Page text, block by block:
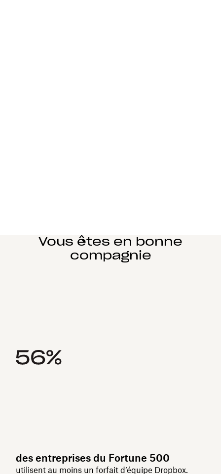
Vous êtes en bonne
compagnie
des entreprises du Fortune 500
utilisent au moins un forfait d’équipe Dropbox.